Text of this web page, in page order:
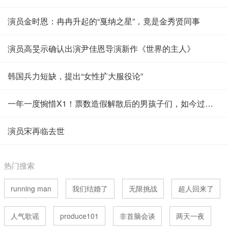
演员金时恩：冉冉升起的“戛纳之星”，竟是金秀贤同事
演员高旻示确认出演尹佳恩导演新作《世界的主人》
韩国兵力短缺，提出“女性扩大服役论”
一年一度惋惜X1！票数造假解散后的男孩子们，如今过得如何？
演员宋再临去世
热门搜索
running man 我们结婚了 无限挑战 超人回来了
人气歌谣 produce101 非首脑会谈 两天一夜